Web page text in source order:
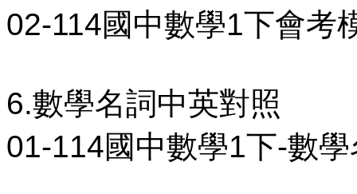
02-114國中數學1下會考
6.數學名詞中英對照
01-114國中數學1下-數